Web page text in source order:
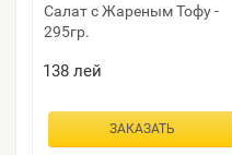
Салат с Жареным Тофу -
295гр.
138лей
ЗАКАЗАТЬ